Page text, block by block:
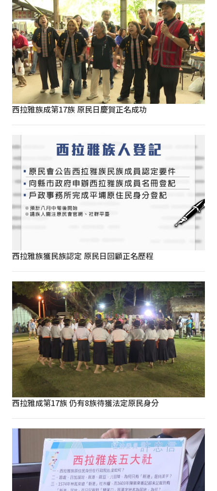
西拉雅族成第17族 原民日慶賀正名成功
西拉雅族獲民族認定 原民日回顧正名歷程
西拉雅成第17族 仍有8族待獲法定原民身分